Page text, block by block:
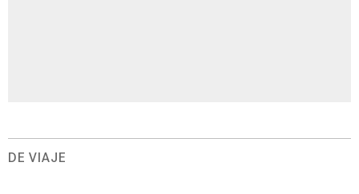
DE VIAJE